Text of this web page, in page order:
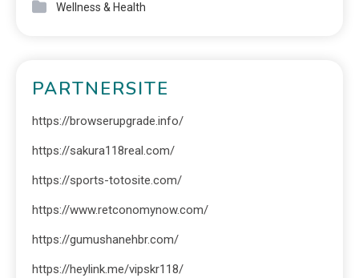
Wellness & Health
PARTNERSITE
https://browserupgrade.info/
https://sakura118real.com/
https://sports-totosite.com/
https://www.retconomynow.com/
https://gumushanehbr.com/
https://heylink.me/vipskr118/